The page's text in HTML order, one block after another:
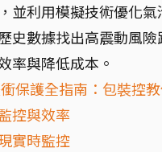
並利用模擬技術優化
史數據找出高震動風
率與降低成本。
保護全指南：包裝控
控與效率
實時監控